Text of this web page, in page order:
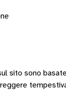
sito sono